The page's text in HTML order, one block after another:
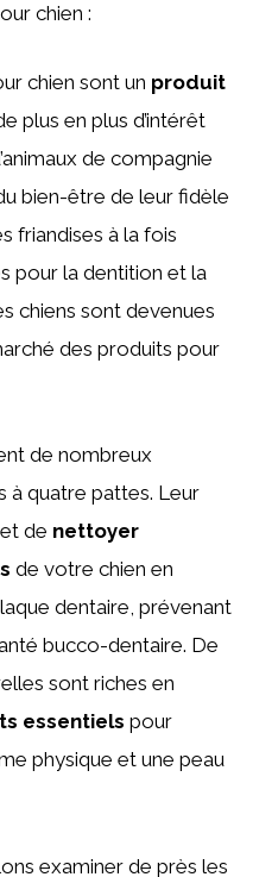
chien :
chien sont un produit
plus en plus d’intérêt
de compagnie
bien-être de leur fidèle
friandises à la fois
pour la dentition et la
chiens sont devenues
des produits pour
de nombreux
à quatre pattes. Leur
de nettoyer
de votre chien en
dentaire, prévenant
bucco-dentaire. De
sont riches en
essentiels pour
physique et une peau
examiner de près les